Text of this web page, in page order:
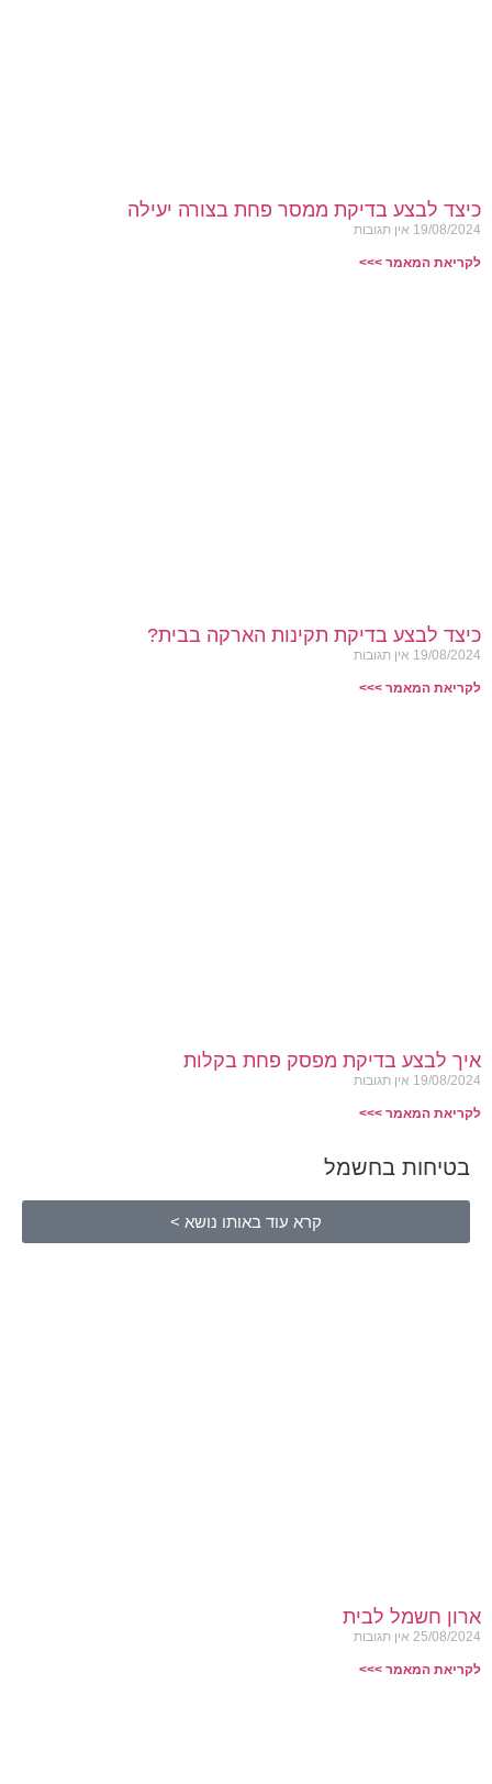
כיצד לבצע בדיקת ממסר פחת בצורה יעילה
19/08/2024 אין תגובות
לקריאת המאמר >>>
כיצד לבצע בדיקת תקינות הארקה בבית?
19/08/2024 אין תגובות
לקריאת המאמר >>>
איך לבצע בדיקת מפסק פחת בקלות
19/08/2024 אין תגובות
לקריאת המאמר >>>
בטיחות בחשמל
קרא עוד באותו נושא >
ארון חשמל לבית
25/08/2024 אין תגובות
לקריאת המאמר >>>